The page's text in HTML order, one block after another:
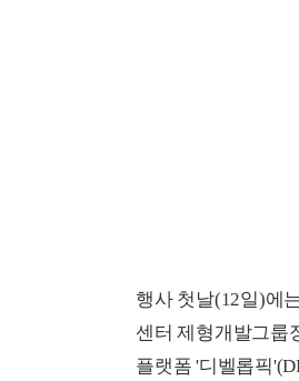
행사 첫날(12일)에
센터 제형개발그룹
플랫폼 '디벨롭픽